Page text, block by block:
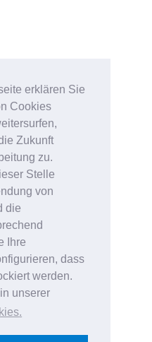
erklären Sie
Cookies
Zukunft
zu.
Stelle
von
die
Ihre
dass
werden.
unserer
.